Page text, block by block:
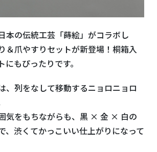
本の伝統工芸「蒔絵」がコラボし
＆爪やすりセットが新登場！桐箱入
にもぴったりです。
、列をなして移動するニョロニョロ
気をもちながらも、黒 × 金 × 白の
、渋くてかっこいい仕上がりになって